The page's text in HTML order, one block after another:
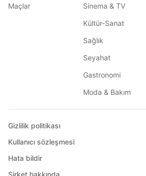
Maçlar
Sinema & TV
Kültür-Sanat
Sağlık
Seyahat
Gastronomi
Moda & Bakım
Gizlilik politikası
Kullanıcı sözleşmesi
Hata bildir
Şirket hakkında